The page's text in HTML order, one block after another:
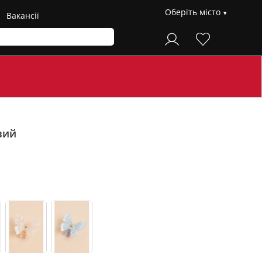
Вакансії Оберіть місто